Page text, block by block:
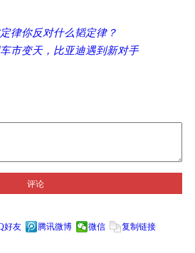
律你反对什么韬定律？
市变天，比亚迪遇到新对手
评论
好友 腾讯微博 微信
复制链接